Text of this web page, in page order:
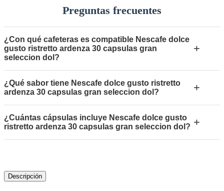
Preguntas frecuentes
¿Con qué cafeteras es compatible Nescafe dolce
gusto ristretto ardenza 30 capsulas gran
seleccion dol?
+
¿Qué sabor tiene Nescafe dolce gusto ristretto
ardenza 30 capsulas gran seleccion dol?
+
¿Cuántas cápsulas incluye Nescafe dolce gusto
ristretto ardenza 30 capsulas gran seleccion dol? +
Descripción